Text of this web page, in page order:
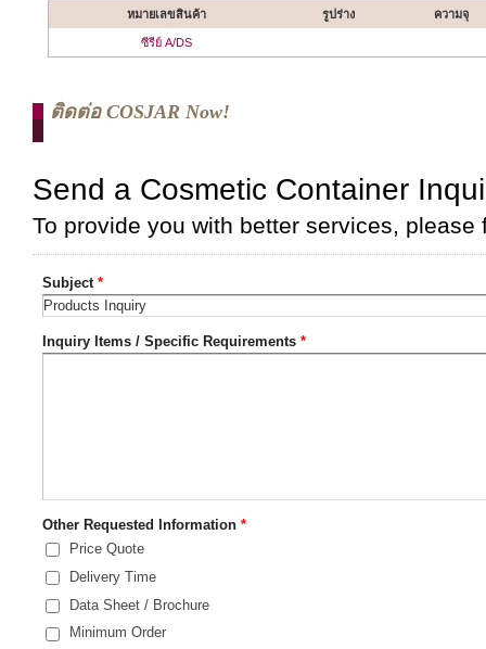
หมายเลขสินค้า รูปร่าง ความจุ
ซีรีย์ A/DS
ติดต่อ COSJAR Now!